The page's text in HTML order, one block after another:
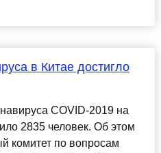
в Китае достигло
COVID-2019 на
2835 человек. Об этом
комитет по вопросам